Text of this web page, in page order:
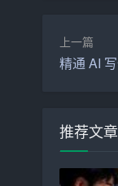
市委
兴的
（作者
上一篇
精通 AI
推荐文章